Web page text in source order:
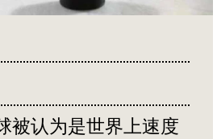
被认为是世界上速度